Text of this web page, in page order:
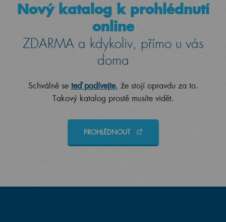
Nový katalog k prohlédnutí
online
ZDARMA a kdykoliv, přímo u vás
doma
Schválně se teď podívejte, že stojí opravdu za to.
Takový katalog prostě musíte vidět.
PROHLÉDNOUT